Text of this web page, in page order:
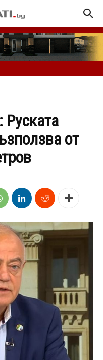
Руската
от